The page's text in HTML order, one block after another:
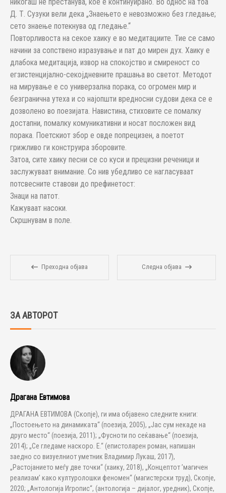
Д. Т. Сузуки вели дека „Знаењето е невозможно без гледање;
сето знаење потекнува од гледање.“
Повторливоста на секое хаику е во медитациите. Тие се само
начини за сопствено изразување и пат до мирен дух. Хаику е
длабока медитација, извор на спокојство и смиреност со
егзистенцијално-секојдневните прашања во светот. Методот
на мирување е со универзална порака, со огромен мир и
безгранична утеха и со најопшти вредносни судови дека се е
дозволено во поезијата. Навистина, стиховите се помалку
достапни, помалку комуникативни и носат посложен вид
порака. Поетскиот збор е овде попрецизен, а поетот
грижливо ги конструира зборовите.
Затоа, сите хаику песни се со куси и прецизни реченици и
заслужуваат внимание. Со нив убедливо се нагласуваат
потсвесните ставови до префинетост:
Знаци на патот.
Кажуваат насоки.
Скршнувам в поле.
Преходна објава Следна објава
ЗА АВТОРОТ
Драгана Евтимова
ДРАГАНА ЕВТИМОВА (Скопје), ги има објавено следните книги:
„Постоењето на динамиката“ (поезија, 2005), „Јас сум некаде на
друго место“ (поезија, 2011); „Фусноти по сеќавање“ (поезија,
2014); „Се гледаме наскоро. Е.“ (епистоларен роман, напишан
заедно со визуелниот уметник Владимир Лукаш, 2017),
„Растојанието меѓу две точки“ (хаику, 2018), „Концептот ’магичен
реализам’ како културолошки феномен“ (магистерски труд), Скопје,
2020; „Антологија Игропис“, (антологија – дијалог, уредник), Скопје,